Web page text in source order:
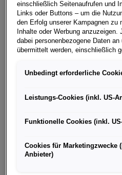
Langstreckenfahrten mit E-
Mit einer Batterieladung
Minuten reiner Fahrzeit
ID.7 Pro S1insgesamt 794
wurde die maximale WLTP-
überboten. Die komfortable
während der gesamten
Straßen und im normalen
Gefahren wurde auf einer
Streckenprofil entsprach
mit Ortsdurchfahrten,
einschließlich Seitenaufrufen und
Links oder Buttons – um die
den Erfolg unserer Kampagnen zu
Inhalte oder Werbung
dabei personenbezogene Daten
übermittelt werden, einschließlich
(z. B. E Mail Adresse oder
Dienste der Google Ireland Ltd.,
die Google LLC in den USA
und eingeschränkte
von Standardvertragsklauseln der
Unbedingt erforderliche
Leistungs-Cookies (inkl. US-
Funktionelle Cookies (inkl.
Cookies für Marketingzwecke
Anbieter)